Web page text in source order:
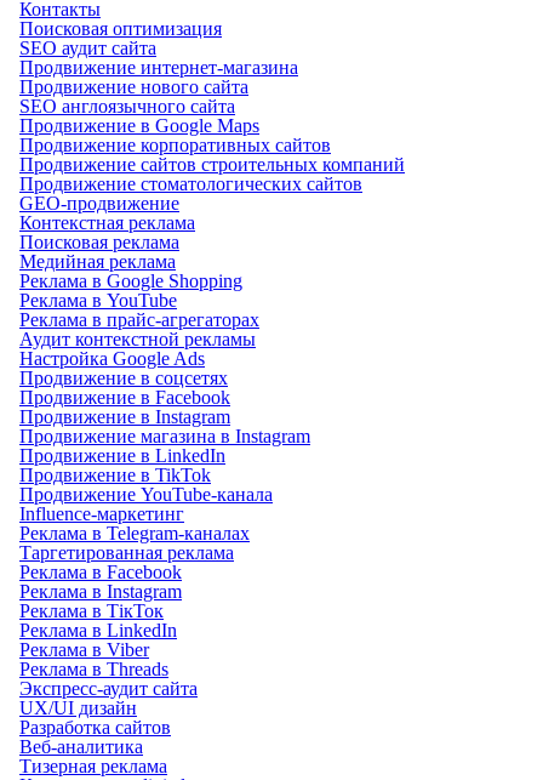
Контакты
Поисковая оптимизация
SEO аудит сайта
Продвижение интернет-магазина
Продвижение нового сайта
SEO англоязычного сайта
Продвижение в Google Maps
Продвижение корпоративных сайтов
Продвижение сайтов строительных компаний
Продвижение стоматологических сайтов
GEO-продвижение
Контекстная реклама
Поисковая реклама
Медийная реклама
Реклама в Google Shopping
Реклама в YouTube
Реклама в прайс-агрегаторах
Аудит контекстной рекламы
Настройка Google Ads
Продвижение в соцсетях
Продвижение в Facebook
Продвижение в Instagram
Продвижение магазина в Instagram
Продвижение в LinkedIn
Продвижение в TikTok
Продвижение YouTube-канала
Influence-маркетинг
Реклама в Telegram-каналах
Таргетированная реклама
Реклама в Facebook
Реклама в Instagram
Реклама в ТікТок
Реклама в LinkedIn
Реклама в Viber
Реклама в Threads
Экспресс-аудит сайта
UX/UI дизайн
Разработка сайтов
Веб-аналитика
Тизерная реклама